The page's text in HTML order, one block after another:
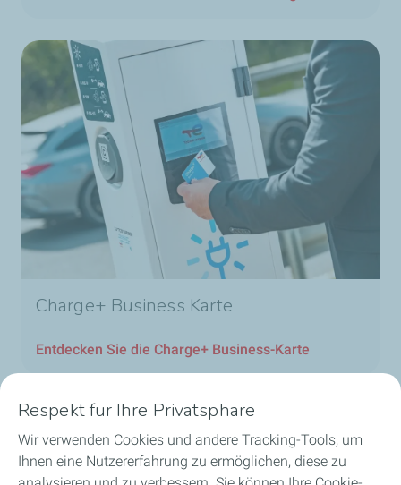
Charge+ Business Karte
Entdecken Sie die Charge+ Business-Karte
Unsere Geschäftsbereiche in Luxemburg
Respekt für Ihre Privatsphäre
Wir verwenden Cookies und andere Tracking-Tools, um
Ihnen eine Nutzererfahrung zu ermöglichen, diese zu